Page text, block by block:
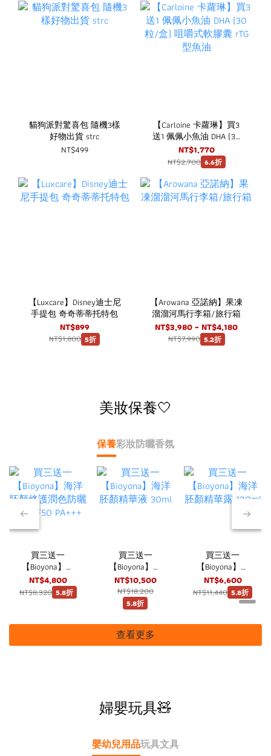
貓狗派對驚喜包 隨機3樣
好物出貨 strc
NT$499
【Carloine 卡蘿琳】買3
送1 佩佩小魚油 DHA (30
粒/盒) 咀嚼式軟膠囊 rTG
型魚油
NT$1,770
NT$2,700 6.6折
【Luxcare】Disney迪士尼
手提包 奇奇蒂蒂托特包
NT$899
NT$1,800 5折
【Arowana 亞諾納】果凍
溜溜河馬行李箱/旅行箱
NT$3,980 ~ NT$4,180
NT$7,990 5.2折
美妝保養🤍
保養彩妝防曬香氛
買三送一
【Bioyona】海
洋胚顏修護潤色
防曬霜 SPF50
PA+++
NT$4,800
NT$8,320 5.8折
買三送一
【Bioyona】海
洋胚顏精華液
30ml
NT$10,500
NT$18,200
5.8折
買三送一
【Bioyona】海
洋胚顏精華露
120ml
NT$6,600
NT$11,440 5.8折
查看更多
婦嬰玩具🧸
嬰幼兒用品玩具文具